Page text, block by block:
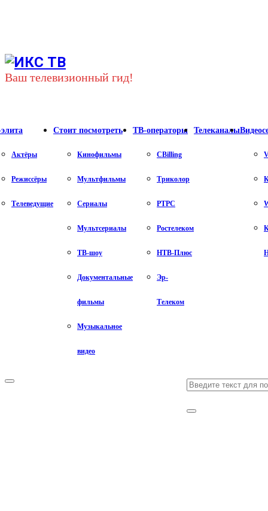
Ваш телевизионный гид!
Актёры
Режиссёры
Телеведущие
Стоит посмотреть
Кинофильмы
Мультфильмы
Сериалы
Мультсериалы
ТВ-шоу
Документальные
фильмы
Музыкальное
видео
ТВ-операторы
CBilling
Триколор
РТРС
Ростелеком
НТВ-Плюс
Эр-
Телеком
Телеканалы
Search
for:
Search
Primary